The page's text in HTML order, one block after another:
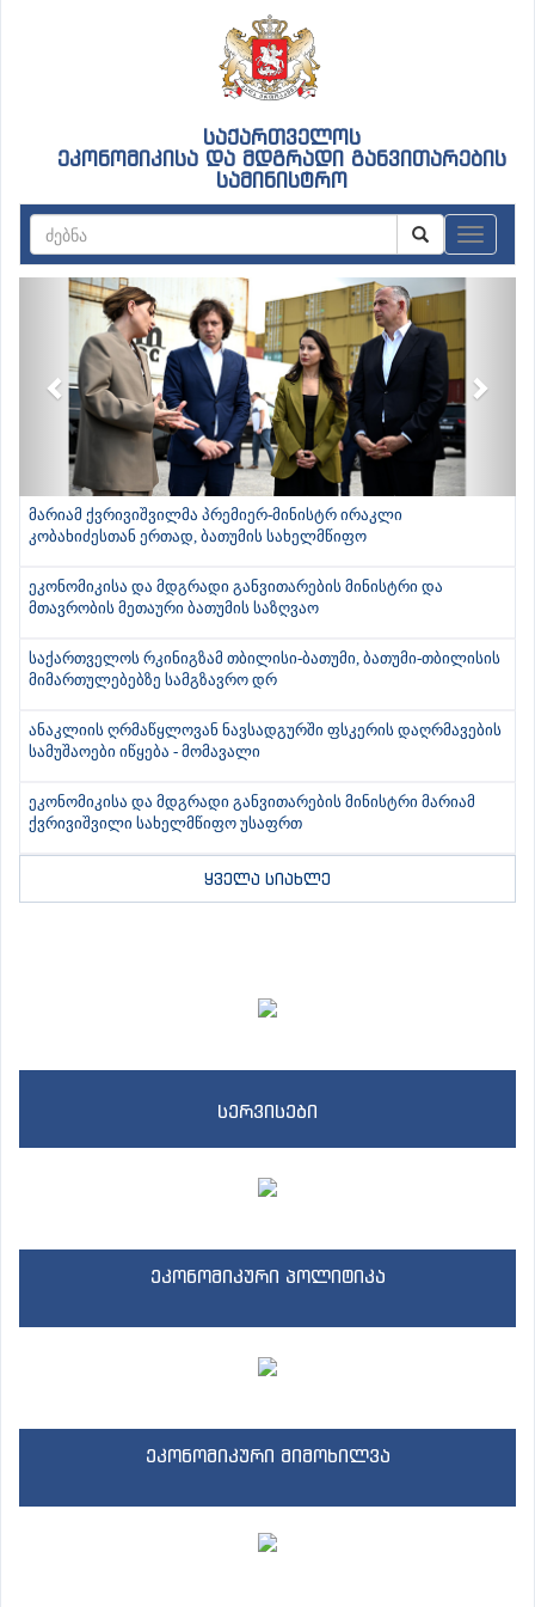
საქართველოს
ეკონომიკისა და მდგრადი განვითარების
სამინისტრო
Previous
მარიამ ქვრივიშვილმა პრემიერ-მინისტრ ირაკლი
კობახიძესთან ერთად, ბათუმის სახელმწიფო
ეკონომიკისა და მდგრადი განვითარების მინისტრი და
მთავრობის მეთაური ბათუმის საზღვაო
საქართველოს რკინიგზამ თბილისი-ბათუმი, ბათუმი-თბილისის
მიმართულებებზე სამგზავრო დრ
ანაკლიის ღრმაწყლოვან ნავსადგურში ფსკერის დაღრმავების
სამუშაოები იწყება - მომავალი
ეკონომიკისა და მდგრადი განვითარების მინისტრი მარიამ
ქვრივიშვილი სახელმწიფო უსაფრთ
ყველა სიახლე
სერვისები
ეკონომიკური პოლიტიკა
ეკონომიკური მიმოხილვა